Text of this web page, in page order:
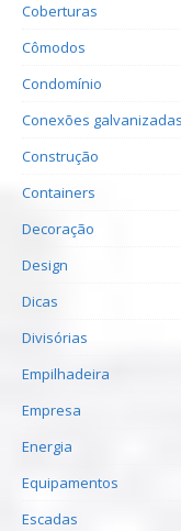
Coberturas
Cômodos
Condomínio
Conexões galvanizadas
Construção
Containers
Decoração
Design
Dicas
Divisórias
Empilhadeira
Empresa
Energia
Equipamentos
Escadas